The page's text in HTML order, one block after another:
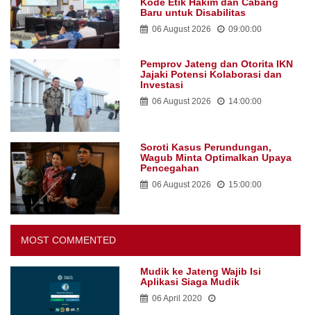
Baru untuk Disabilitas
06 August 2026 09:00:00
Pemprov Jateng dan Otorita IKN
Jajaki Potensi Kolaborasi dan
Investasi
06 August 2026 14:00:00
Soroti Kasus Perundungan,
Wagub Minta Optimalkan Upaya
Pencegahan
06 August 2026 15:00:00
MOST COMMENTED
Mudik ke Jateng Wajib Isi
Aplikasi Siaga Mudik
06 April 2020